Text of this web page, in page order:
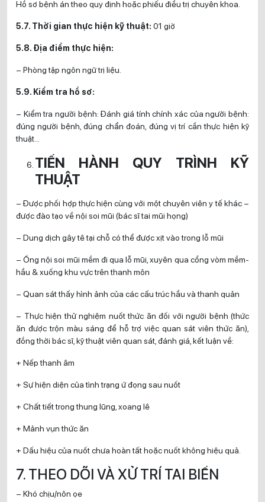
Hồ sơ bệnh án theo quy định hoặc phiếu điều trị chuyên khoa.
5.7. Thời gian thực hiện kỹ thuật: 01 giờ
5.8. Địa điểm thực hiện:
– Phòng tập ngôn ngữ trị liệu.
5.9. Kiểm tra hồ sơ:
– Kiểm tra người bệnh: Đánh giá tính chính xác của người bệnh:
đúng người bệnh, đúng chẩn đoán, đúng vị trí cần thực hiện kỹ
thuật…
TIẾN HÀNH QUY TRÌNH KỸ
THUẬT
– Được phối hợp thực hiện cùng với một chuyên viên y tế khác –
được đào tạo về nội soi mũi (bác sĩ tai mũi họng)
– Dung dịch gây tê tại chỗ có thể được xịt vào trong lỗ mũi
– Ống nội soi mũi mềm đi qua lỗ mũi, xuyên qua cổng vòm mềm-
hầu & xuống khu vực trên thanh môn
– Quan sát thấy hình ảnh của các cấu trúc hầu và thanh quản
– Thực hiện thử nghiệm nuốt thức ăn đối với người bệnh (thức
ăn được trộn màu sáng để hỗ trợ việc quan sát viên thức ăn),
đồng thời bác sĩ, kỹ thuật viên quan sát, đánh giá, kết luận về:
+ Nếp thanh âm
+ Sự hiện diện của tình trạng ứ đọng sau nuốt
+ Chất tiết trong thung lũng, xoang lê
+ Mảnh vụn thức ăn
+ Dấu hiệu của nuốt chưa hoàn tất hoặc nuốt không hiệu quả.
7. THEO DÕI VÀ XỬ TRÍ TAI BIẾN
– Khó chịu/nôn ọe